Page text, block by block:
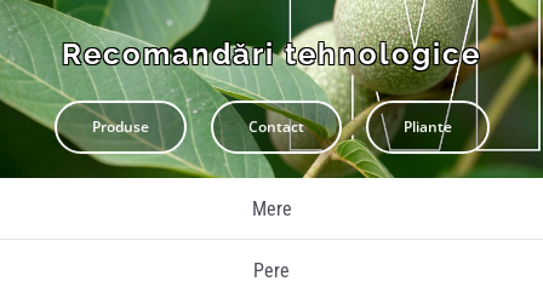
Pliante
Contact
Recomandări tehnologice
Produse Contact Pliante
Mere
Pere